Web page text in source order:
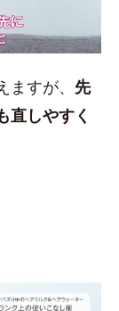
すが、 先
直しやすく